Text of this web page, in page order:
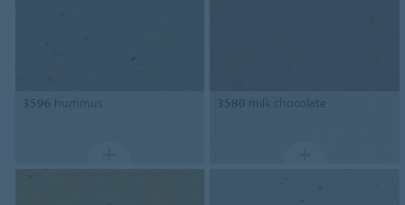
3596 hummus 3580 milk chocolate